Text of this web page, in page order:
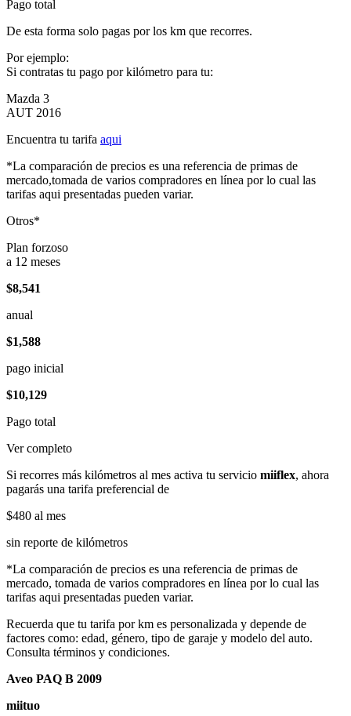
Pago total
De esta forma solo pagas por los km que recorres.
Por ejemplo:
Si contratas tu pago por kilómetro para tu:
Mazda 3
AUT 2016
Encuentra tu tarifa aqui
*La comparación de precios es una referencia de primas de
mercado,tomada de varios compradores en línea por lo cual las
tarifas aqui presentadas pueden variar.
Otros*
Plan forzoso
a 12 meses
$8,541
anual
$1,588
pago inicial
$10,129
Pago total
Ver completo
Si recorres más kilómetros al mes activa tu servicio miiflex, ahora
pagarás una tarifa preferencial de
$480 al mes
sin reporte de kilómetros
*La comparación de precios es una referencia de primas de
mercado, tomada de varios compradores en línea por lo cual las
tarifas aqui presentadas pueden variar.
Recuerda que tu tarifa por km es personalizada y depende de
factores como: edad, género, tipo de garaje y modelo del auto.
Consulta términos y condiciones.
Aveo PAQ B 2009
miituo